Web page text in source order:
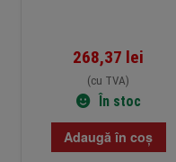
268,37 lei
(cu TVA)
În stoc
Adaugă în coș